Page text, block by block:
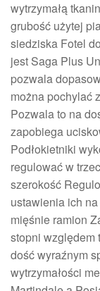
wytrzymałą
grubość użytej
siedziska Fotel
jest Saga Plus
pozwala
można pochylać
Pozwala to na
zapobiega
Podłokietniki
regulować w
szerokość
ustawienia ich
mięśnie ramion
stopni względem
dość wyraźnym
wytrzymałości